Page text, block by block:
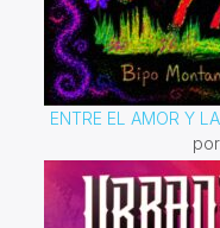
ENTRE EL AMOR Y